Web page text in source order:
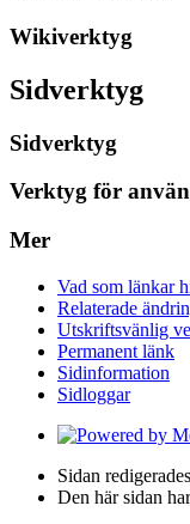
Wikiverktyg
Sidverktyg
Sidverktyg
Verktyg för
Mer
Vad som länkar
Relaterade
Utskriftsvänlig
Permanent länk
Sidinformation
Sidloggar
Sidan
Den här sidan